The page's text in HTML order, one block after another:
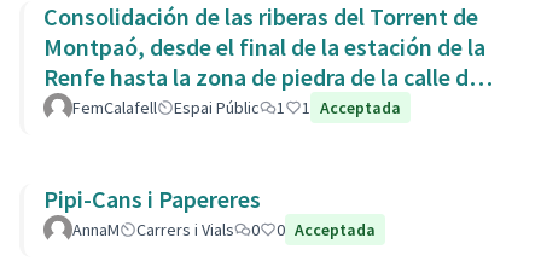
Consolidación de las riberas del Torrent de
Montpaó, desde el final de la estación de la
Renfe hasta la zona de piedra de la calle de
L’Estany.
FemCalafell Espai Públic 1 1 Acceptada
Pipi-Cans i Papereres
AnnaM Carrers i Vials 0 0 Acceptada